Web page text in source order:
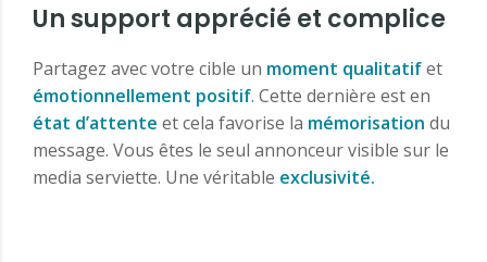
Un support apprécié et complice
Partagez avec votre cible un moment qualitatifet
émotionnellement positif. Cette dernière est en
état d’attente et cela favorise la mémorisation du
message. Vous êtes le seul annonceur visible sur le
media serviette. Une véritable exclusivité.